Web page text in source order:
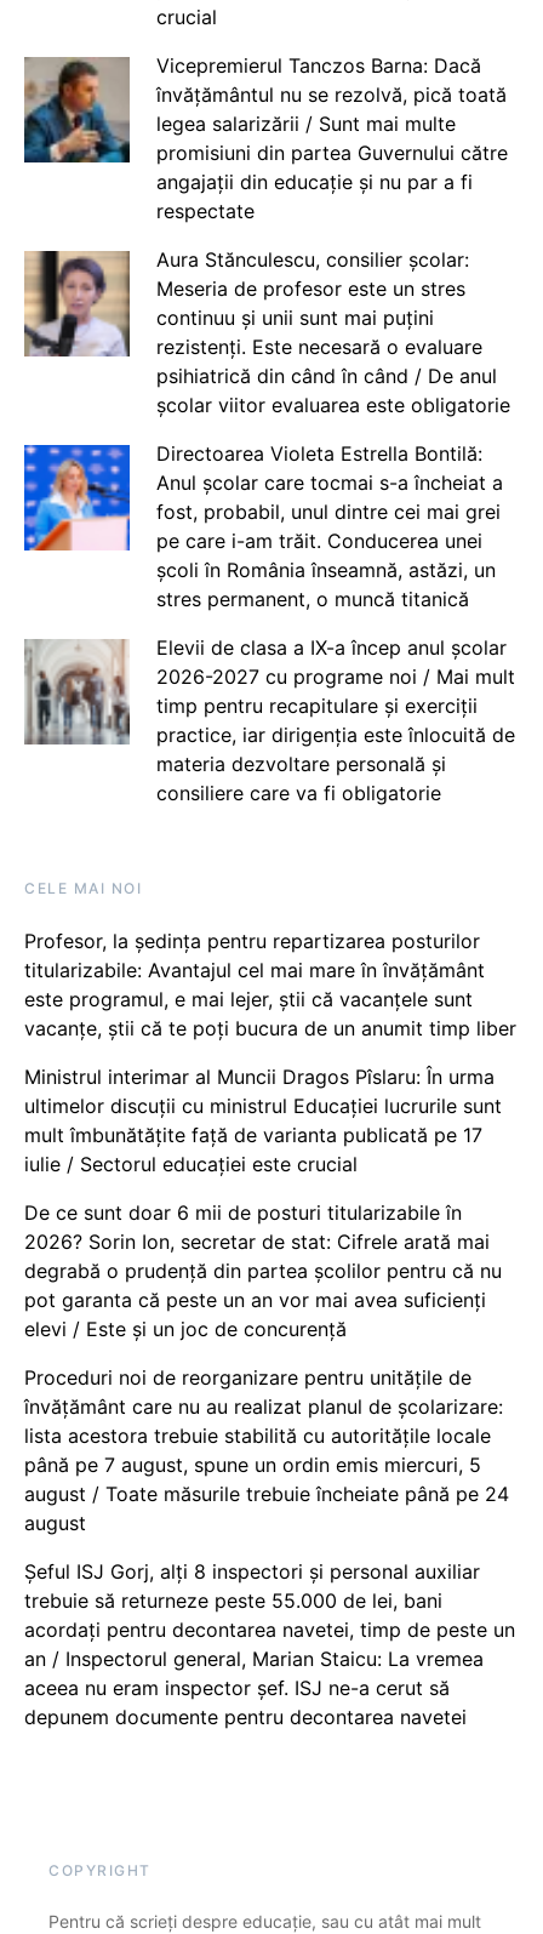
crucial
Vicepremierul Tanczos Barna: Dacă
învățământul nu se rezolvă, pică toată
legea salarizării / Sunt mai multe
promisiuni din partea Guvernului către
angajații din educație și nu par a fi
respectate
Aura Stănculescu, consilier școlar:
Meseria de profesor este un stres
continuu și unii sunt mai puțini
rezistenți. Este necesară o evaluare
psihiatrică din când în când / De anul
școlar viitor evaluarea este obligatorie
Directoarea Violeta Estrella Bontilă:
Anul școlar care tocmai s-a încheiat a
fost, probabil, unul dintre cei mai grei
pe care i-am trăit. Conducerea unei
școli în România înseamnă, astăzi, un
stres permanent, o muncă titanică
Elevii de clasa a IX-a încep anul școlar
2026-2027 cu programe noi / Mai mult
timp pentru recapitulare și exerciții
practice, iar dirigenția este înlocuită de
materia dezvoltare personală și
consiliere care va fi obligatorie
CELE MAI NOI
Profesor, la ședința pentru repartizarea posturilor
titularizabile: Avantajul cel mai mare în învățământ
este programul, e mai lejer, știi că vacanțele sunt
vacanţe, știi că te poți bucura de un anumit timp liber
Ministrul interimar al Muncii Dragos Pîslaru: În urma
ultimelor discuții cu ministrul Educației lucrurile sunt
mult îmbunătățite față de varianta publicată pe 17
iulie / Sectorul educației este crucial
De ce sunt doar 6 mii de posturi titularizabile în
2026? Sorin Ion, secretar de stat: Cifrele arată mai
degrabă o prudență din partea școlilor pentru că nu
pot garanta că peste un an vor mai avea suficienți
elevi / Este și un joc de concurență
Proceduri noi de reorganizare pentru unitățile de
învățământ care nu au realizat planul de școlarizare:
lista acestora trebuie stabilită cu autoritățile locale
până pe 7 august, spune un ordin emis miercuri, 5
august / Toate măsurile trebuie încheiate până pe 24
august
Șeful ISJ Gorj, alți 8 inspectori și personal auxiliar
trebuie să returneze peste 55.000 de lei, bani
acordați pentru decontarea navetei, timp de peste un
an / Inspectorul general, Marian Staicu: La vremea
aceea nu eram inspector șef. ISJ ne-a cerut să
depunem documente pentru decontarea navetei
COPYRIGHT
Pentru că scrieți despre educație, sau cu atât mai mult